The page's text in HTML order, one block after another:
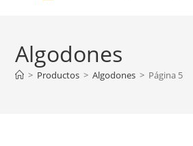
Algodones
> Productos > Algodones > Página 5